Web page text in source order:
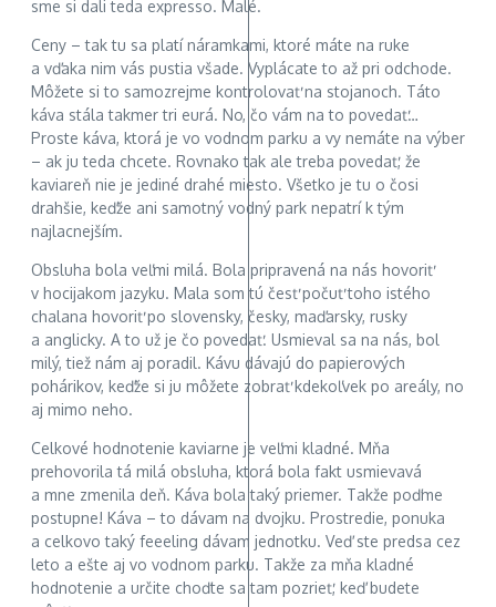
sme si dali teda expresso. Malé.
Ceny – tak tu sa platí náramkami, ktoré máte na ruke
a vďaka nim vás pustia všade. Vyplácate to až pri odchode.
Môžete si to samozrejme kontrolovať na stojanoch. Táto
káva stála takmer tri eurá. No, čo vám na to povedať…
Proste káva, ktorá je vo vodnom parku a vy nemáte na výber
– ak ju teda chcete. Rovnako tak ale treba povedať, že
kaviareň nie je jediné drahé miesto. Všetko je tu o čosi
drahšie, keďže ani samotný vodný park nepatrí k tým
najlacnejším.
Obsluha bola veľmi milá. Bola pripravená na nás hovoriť
v hocijakom jazyku. Mala som tú česť počuť toho istého
chalana hovoriť po slovensky, česky, maďarsky, rusky
a anglicky. A to už je čo povedať. Usmieval sa na nás, bol
milý, tiež nám aj poradil. Kávu dávajú do papierových
pohárikov, keďže si ju môžete zobrať kdekoľvek po areály, no
aj mimo neho.
Celkové hodnotenie kaviarne je veľmi kladné. Mňa
prehovorila tá milá obsluha, ktorá bola fakt usmievavá
a mne zmenila deň. Káva bola taký priemer. Takže poďme
postupne! Káva – to dávam na dvojku. Prostredie, ponuka
a celkovo taký feeeling dávam jednotku. Veď ste predsa cez
leto a ešte aj vo vodnom parku. Takže za mňa kladné
hodnotenie a určite choďte sa tam pozrieť, keď budete